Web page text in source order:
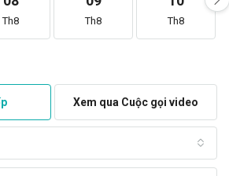
Th8 Th8 Th8
Xem qua Cuộc gọi video